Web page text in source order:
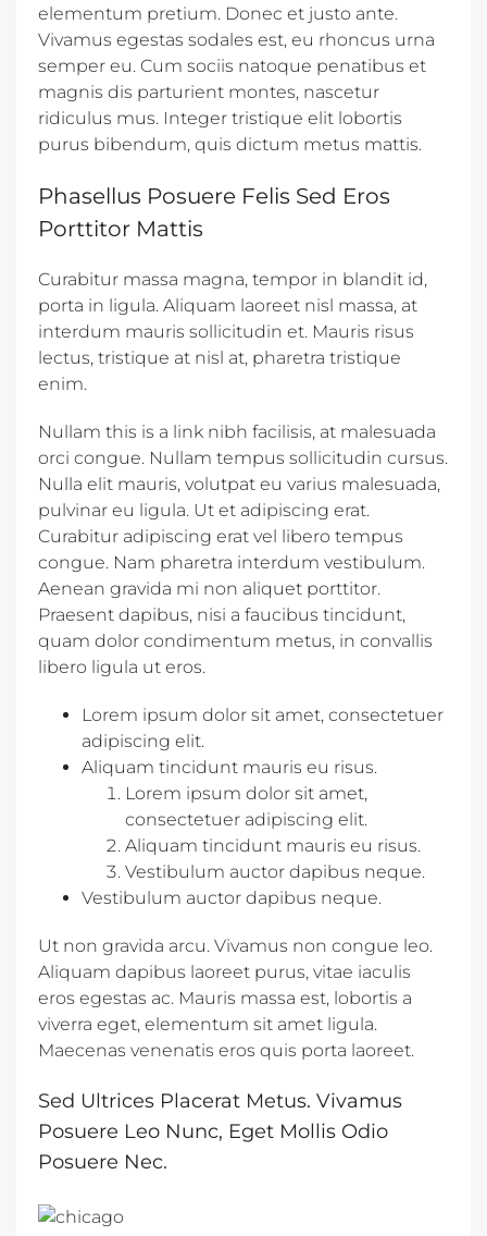
elementum pretium. Donec et justo ante.
Vivamus egestas sodales est, eu rhoncus urna
semper eu. Cum sociis natoque penatibus et
magnis dis parturient montes, nascetur
ridiculus mus. Integer tristique elit lobortis
purus bibendum, quis dictum metus mattis.
Phasellus Posuere Felis Sed Eros
Porttitor Mattis
Curabitur massa magna, tempor in blandit id,
porta in ligula. Aliquam laoreet nisl massa, at
interdum mauris sollicitudin et. Mauris risus
lectus, tristique at nisl at, pharetra tristique
enim.
Nullam this is a link nibh facilisis, at malesuada
orci congue. Nullam tempus sollicitudin cursus.
Nulla elit mauris, volutpat eu varius malesuada,
pulvinar eu ligula. Ut et adipiscing erat.
Curabitur adipiscing erat vel libero tempus
congue. Nam pharetra interdum vestibulum.
Aenean gravida mi non aliquet porttitor.
Praesent dapibus, nisi a faucibus tincidunt,
quam dolor condimentum metus, in convallis
libero ligula ut eros.
Lorem ipsum dolor sit amet, consectetuer
adipiscing elit.
Aliquam tincidunt mauris eu risus.
Lorem ipsum dolor sit amet,
consectetuer adipiscing elit.
Aliquam tincidunt mauris eu risus.
Vestibulum auctor dapibus neque.
Vestibulum auctor dapibus neque.
Ut non gravida arcu. Vivamus non congue leo.
Aliquam dapibus laoreet purus, vitae iaculis
eros egestas ac. Mauris massa est, lobortis a
viverra eget, elementum sit amet ligula.
Maecenas venenatis eros quis porta laoreet.
Sed Ultrices Placerat Metus. Vivamus
Posuere Leo Nunc, Eget Mollis Odio
Posuere Nec.